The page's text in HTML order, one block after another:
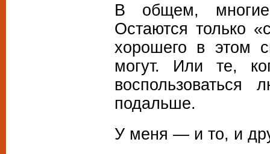
В общем, многие
Остаются только
хорошего в этом
могут. Или те,
подальше.
У меня — и то, и